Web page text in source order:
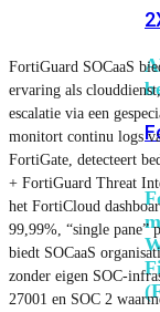
FortiGuard SOCaaS
ervaring als
escalatie via een
monitort continu logs
FortiGate, detecteert
+ FortiGuard Threat
het FortiCloud
99,99%, “single pane”
biedt SOCaaS
zonder eigen SOC-
27001 en SOC 2